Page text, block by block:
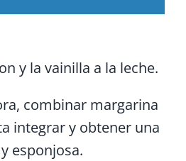
y la vainilla a la leche.
combinar margarina
integrar y obtener una
esponjosa.